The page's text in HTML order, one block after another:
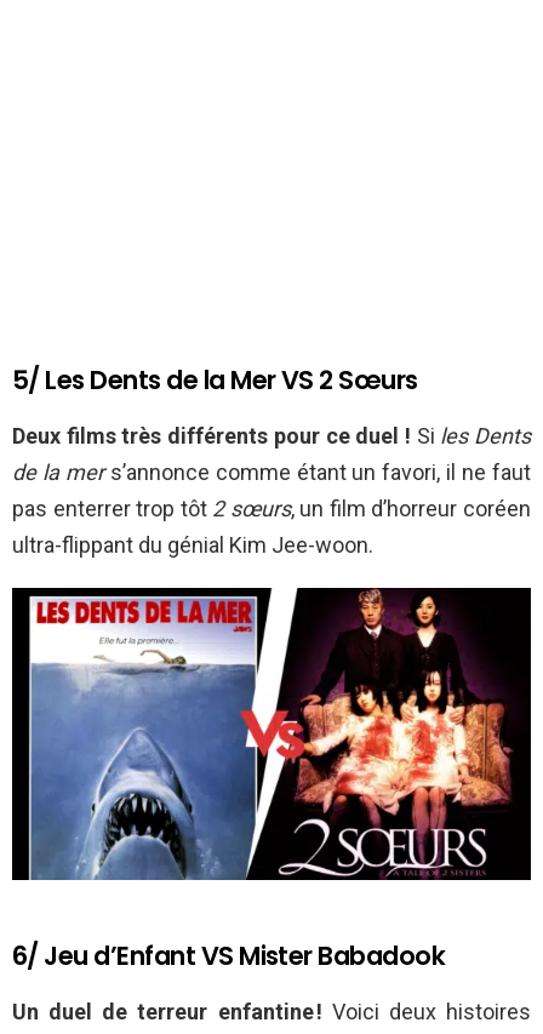
5/ Les Dents de la Mer VS 2 Sœurs
Deux films très différents pour ce duel ! Si les Dents
de la mers’annonce comme étant un favori, il ne faut
pas enterrer trop tôt 2 sœurs, un film d’horreur coréen
ultra-flippant du génial Kim Jee-woon.
6/ Jeu d’Enfant VS Mister Babadook
Un duel de terreur enfantine ! Voici deux histoires